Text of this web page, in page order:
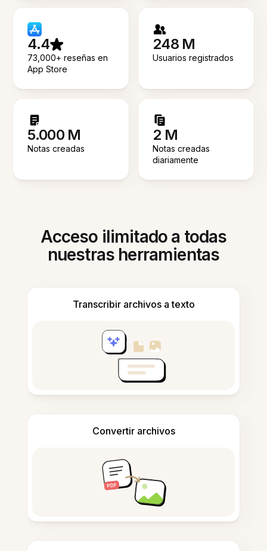
4.4
73,000+ reseñas en
App Store
248 M
Usuarios registrados
5.000 M
Notas creadas
2 M
Notas creadas
diariamente
Acceso ilimitado a todas
nuestras herramientas
Transcribir archivos a texto
Convertir archivos